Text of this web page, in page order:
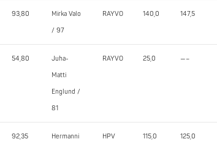
93,80 Mirka Valo
/ 97
RAYVO 140,0 147,5
54,80 Juha-
Matti
Englund /
81
RAYVO 25,0 —–
92,35 Hermanni HPV 115,0 125,0